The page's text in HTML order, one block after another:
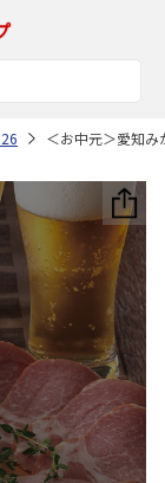
＜お中元＞愛知